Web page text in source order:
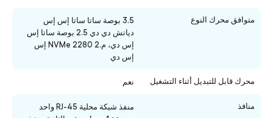
متوافق محرك النوع
3.5 بوصة ساتا ساتا إس إس
دياتش دي دي 2.5 بوصة ساتا إس
إس دي، م.2 2280 NVMe إس
إس دي
محرك قابل للتبديل أثناء التشغيل نعم
منافذ
منفذ شبكة محلية RJ-45 واحد